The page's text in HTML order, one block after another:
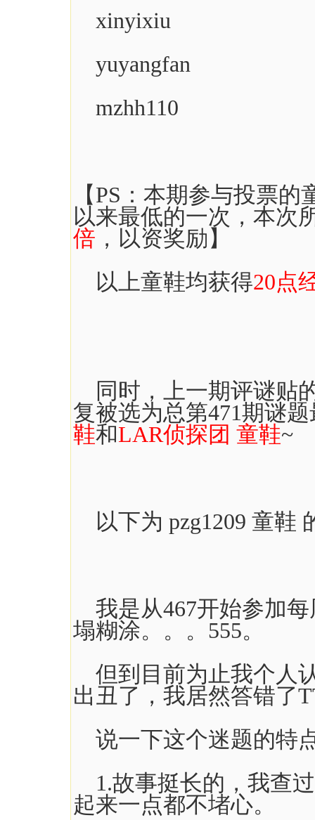
xinyixiu
yuyangfan
mzhh110
【PS：本期参与投票的
以来最低的一次，本次
倍 ，以资奖励】
以上童鞋均获得20点
同时，上一期评谜贴
复被选为总第471期谜
鞋和LAR侦探团 童鞋~
以下为 pzg1209 童鞋
我是从467开始参加
塌糊涂。。。555。
但到目前为止我个人
出丑了，我居然答错了
说一下这个迷题的特
1.故事挺长的，我查
起来一点都不堵心。